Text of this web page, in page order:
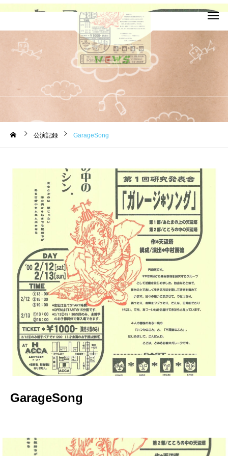
お知らせ
公演記録 GarageSong
GarageSong